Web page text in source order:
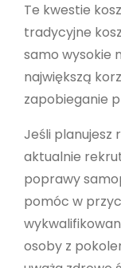
Te kwestie
tradycyjne
samo wysokie
największą
zapobieganie
Jeśli planujesz
aktualnie
poprawy
pomóc w
osoby z